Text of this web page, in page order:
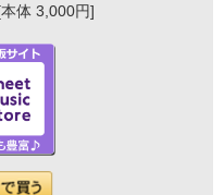
体 3,000円]